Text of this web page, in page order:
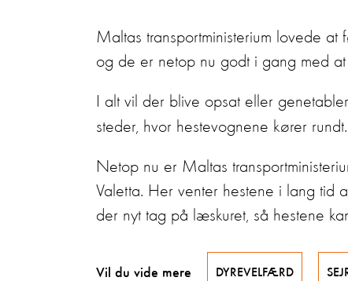
Maltas transportministerium lovede
og de er netop nu godt i gang med
I alt vil der blive opsat eller
steder, hvor hestevognene kører rundt.
Netop nu er Maltas
Valetta. Her venter hestene i lang tid
der nyt tag på læskuret, så hestene
Vil du vide mere DYREVELFÆRD